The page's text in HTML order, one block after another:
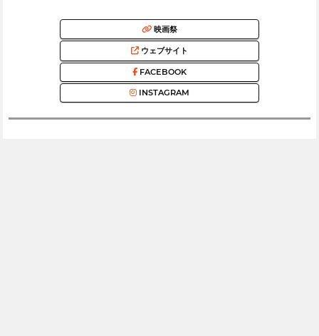
映画祭
ウェブサイト
FACEBOOK
INSTAGRAM